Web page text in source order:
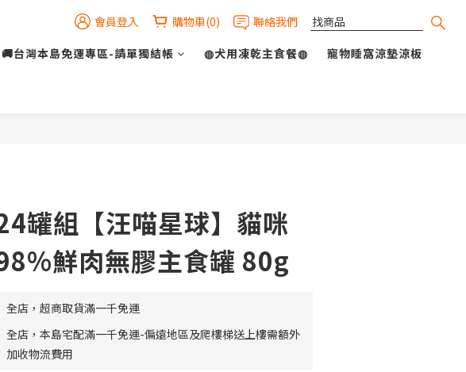
會員登入 購物車(0)
聯絡我們
🚚台灣本島免運專區-請單獨結帳 ◍犬用凍乾主食餐◍ 寵物睡窩涼墊涼板
罐組【汪喵星球】貓咪
鮮肉無膠主食罐 80g
全店，超商取貨滿一千免運
全店，本島宅配滿一千免運-偏遠地區及爬樓梯送上樓需額外
加收物流費用